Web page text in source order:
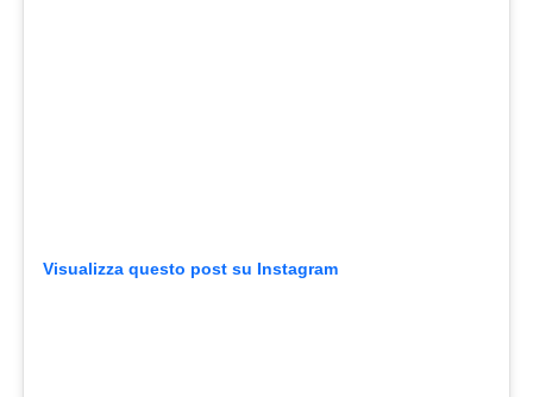
Visualizza questo post su Instagram